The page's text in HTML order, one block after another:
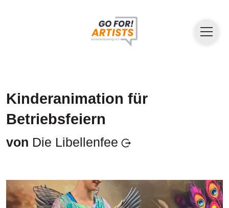
Kinderanimation für
Betriebsfeiern
von Die Libellenfee